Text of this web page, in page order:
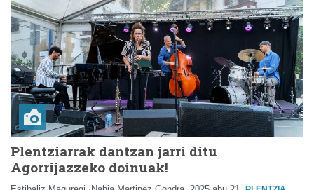
Plentziarrak dantzan jarri ditu
Agorrijazzeko doinuak!